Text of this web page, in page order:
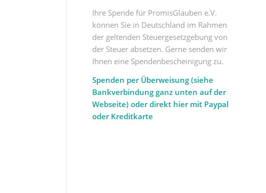
Ihre Spende für PromisGlauben e.V.
können Sie in Deutschland im Rahmen
der geltenden Steuergesetzgebung von
der Steuer absetzen. Gerne senden wir
Ihnen eine Spendenbescheinigung zu.
Spenden per Überweisung (siehe
Bankverbindung ganz unten auf der
Webseite) oder direkt hier mit Paypal
oder Kreditkarte